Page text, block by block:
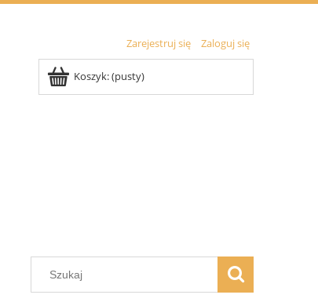
Zarejestruj się
Zaloguj się
Koszyk:(pusty)